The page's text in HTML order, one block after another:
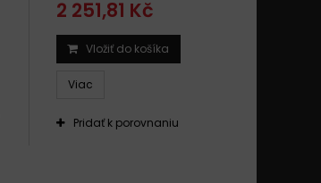
2 251,81 Kč
Vložiť do košíka
Viac
Pridať k porovnaniu